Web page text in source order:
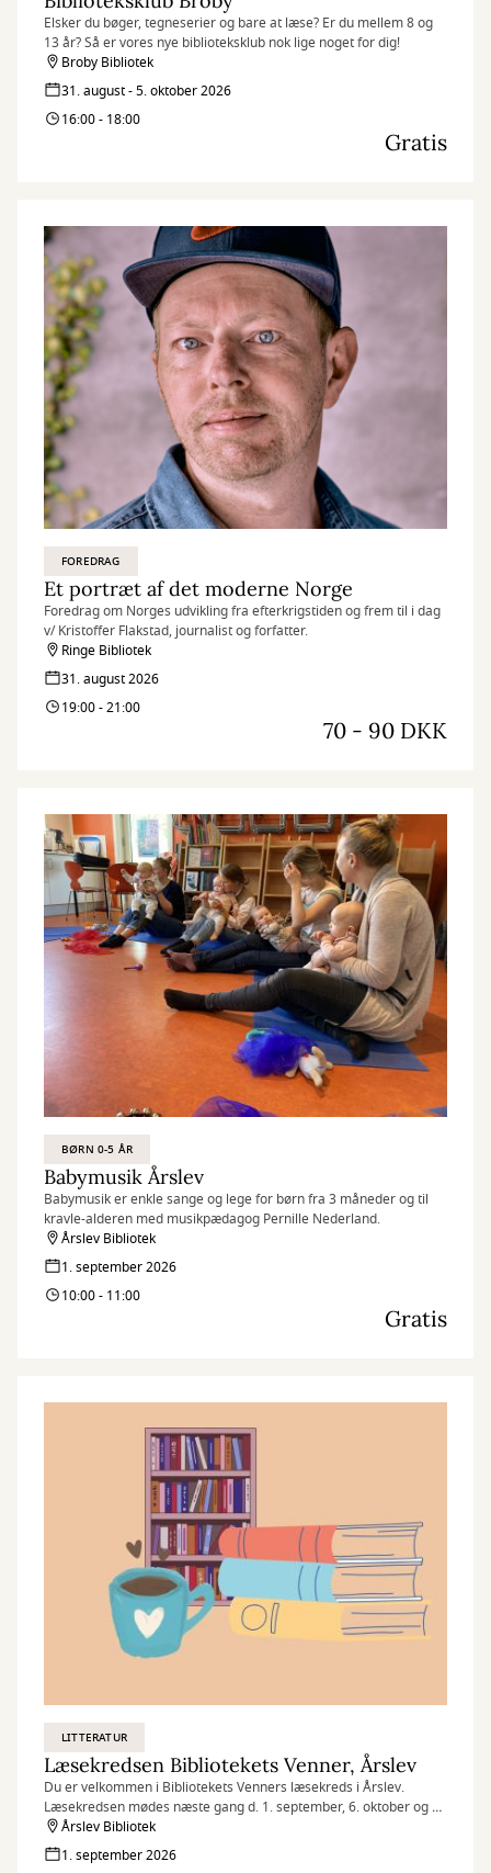
Elsker du bøger, tegneserier og bare at læse? Er du mellem 8 og
13 år? Så er vores nye biblioteksklub nok lige noget for dig!
Broby Bibliotek
31. august - 5. oktober 2026
16:00 - 18:00
Gratis
FOREDRAG
Et portræt af det moderne Norge
Foredrag om Norges udvikling fra efterkrigstiden og frem til i dag
v/ Kristoffer Flakstad, journalist og forfatter.
Ringe Bibliotek
31. august 2026
19:00 - 21:00
70 - 90 DKK
BØRN 0-5 ÅR
Babymusik Årslev
Babymusik er enkle sange og lege for børn fra 3 måneder og til
kravle-alderen med musikpædagog Pernille Nederland.
Årslev Bibliotek
1. september 2026
10:00 - 11:00
Gratis
LITTERATUR
Læsekredsen Bibliotekets Venner, Årslev
Du er velkommen i Bibliotekets Venners læsekreds i Årslev.
Læsekredsen mødes næste gang d. 1. september, 6. oktober og 3.
november.
Årslev Bibliotek
1. september 2026